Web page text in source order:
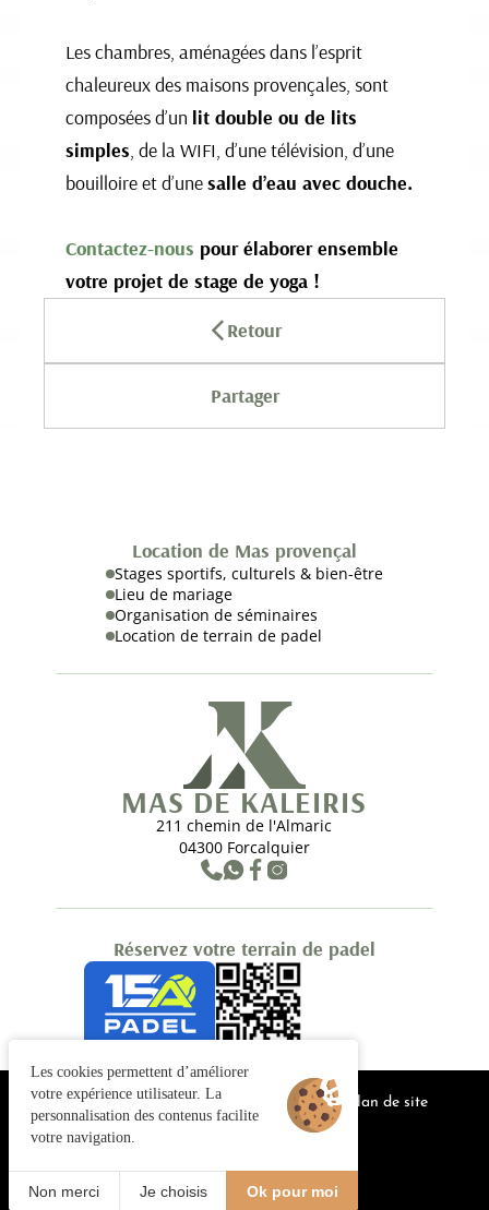
CONTACT FR
Les chambres, aménagées dans l’esprit
chaleureux des maisons provençales, sont
composées d’un lit double ou de lits
simples, de la WIFI, d’une télévision, d’une
bouilloire et d’unesalle d’eau avec douche.
Contactez-nous pour élaborer ensemble
votre projet de stage de yoga !
Retour
Partager
Location de Mas provençal
Stages sportifs, culturels & bien-être
Lieu de mariage
Organisation de séminaires
Location de terrain de padel
MAS DE KALEIRIS
211 chemin de l'Almaric
04300 Forcalquier
Réservez votre terrain de padel
Gestion des cookiesCGV Mentions légales
Plan de site
© 2025 Juliana Web créateur
Les cookies permettent d’améliorer
votre expérience utilisateur. La
personnalisation des contenus facilite
votre navigation.
Ok pour moi
Non merci Je choisis